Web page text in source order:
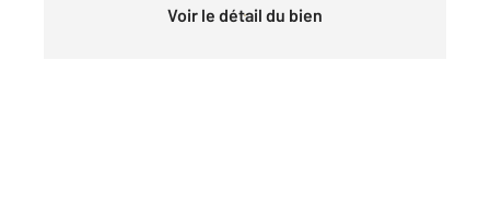
Voir le détail du bien